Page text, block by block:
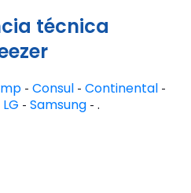
técnica
- Consul - Continental -
LG - Samsung- .